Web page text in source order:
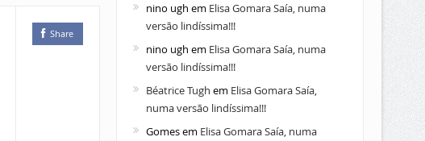
Share
nino ugh em Elisa Gomara Saía, numa
versão lindíssima!!!
nino ugh em Elisa Gomara Saía, numa
versão lindíssima!!!
Béatrice Tugh em Elisa Gomara Saía,
numa versão lindíssima!!!
Gomesem Elisa Gomara Saía, numa